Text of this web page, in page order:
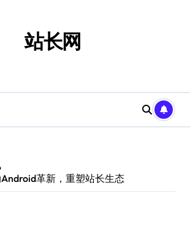
站长网
革新，重塑站长生态